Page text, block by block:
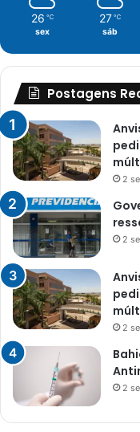
26 ℃
sex
27 ℃
sáb
Postagens
2
2
2
2